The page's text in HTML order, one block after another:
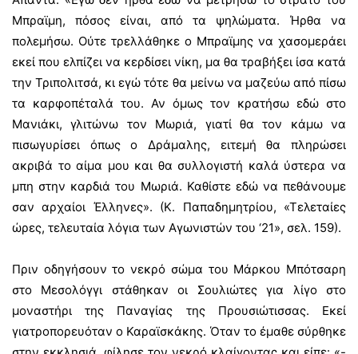
Μπραϊμη, πόσος είναι, από τα ψηλώματα. Ήρθα να
πολεμήσω. Ούτε τρελλάθηκε ο Μπραϊμης να χασομεράει
εκεί που ελπίζει να κερδίσει νίκη, μα θα τραβήξει ίσα κατά
την Τριπολιτσά, κι εγώ τότε θα μείνω να μαζεύω από πίσω
τα καρφοπέταλά του. Αν όμως τον κρατήσω εδώ στο
Μανιάκι, γλιτώνω τον Μωριά, γιατί θα τον κάμω να
πισωγυρίσει όπως ο Δράμαλης, ειτεμή θα πληρώσει
ακριβά το αίμα μου και θα συλλογιστή καλά ύστερα να
μπη στην καρδιά του Μωριά. Καθίστε εδώ να πεθάνουμε
σαν αρχαίοι Έλληνες». (Κ. Παπαδημητρίου, «Τελεταίες
ώρες, τελευταία λόγια των Αγωνιστών του ‘21», σελ. 159).
Πριν οδηγήσουν το νεκρό σώμα του Μάρκου Μπότσαρη
στο Μεσολόγγι στάθηκαν οι Σουλιώτες για λίγο στο
μοναστήρι της Παναγίας της Προυσιώτισσας. Εκεί
γιατροπορευόταν ο Καραϊσκάκης. Όταν το έμαθε σύρθηκε